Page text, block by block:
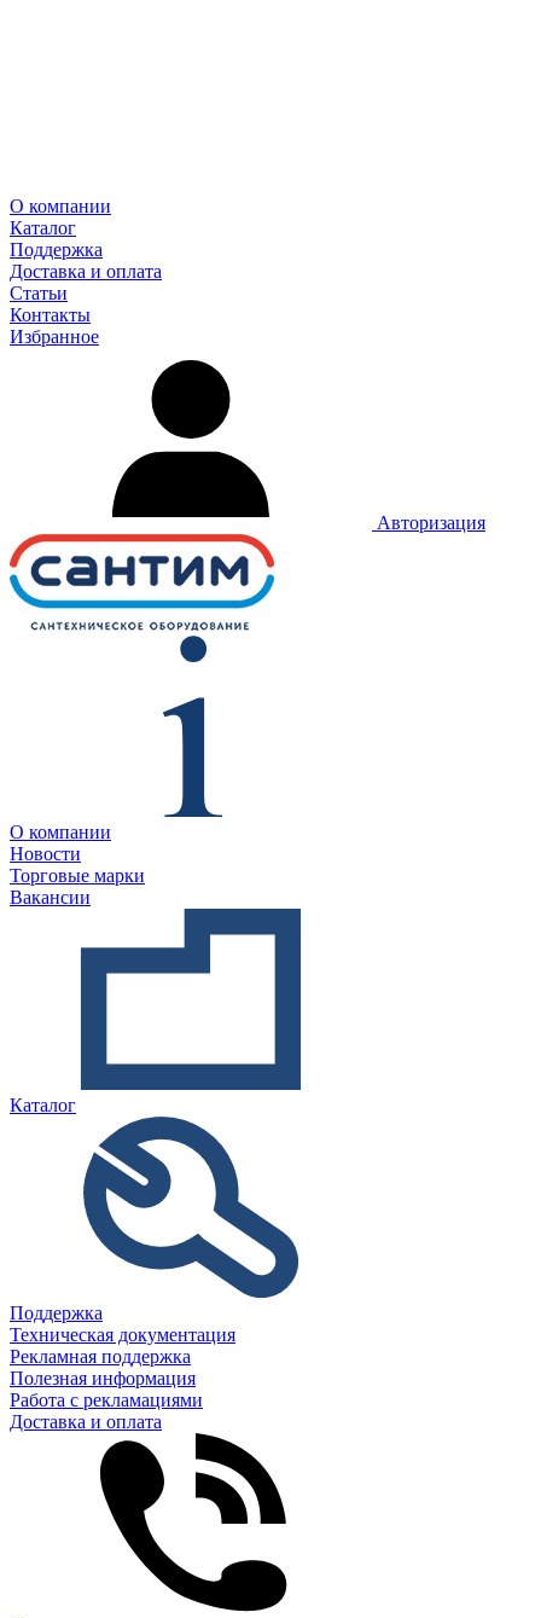
О компании
Каталог
Поддержка
Доставка и оплата
Статьи
Контакты
Избранное
Авторизация
О компании
Новости
Торговые марки
Вакансии
Каталог
Поддержка
Техническая документация
Рекламная поддержка
Полезная информация
Работа с рекламациями
Доставка и оплата